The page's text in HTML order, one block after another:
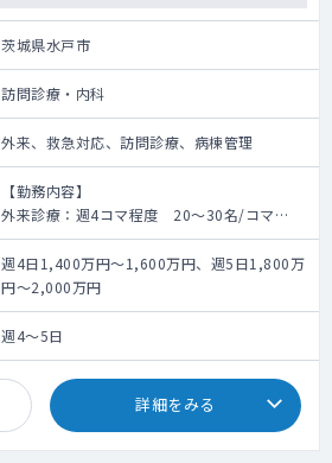
茨城県水戸市
訪問診療・内科
外来、救急対応、訪問診療、病棟管理
【勤務内容】
外来診療：週4コマ程度 20～30名/コマ
病棟管理：10～20床/名
救急対応：勤務中の医師で協力し対応してい
ます。
当直：基本非常勤医師で対応しております
が、希望者のみ対応をお願いします。
電子カルテ
【訪問診療】
現在はサ高住、グループホームの計24名のみ
ですが、地域での在宅医療の需要が高いた
週4日1,400万円～1,600万円、週5日1,800万
円～2,000万円
週4～5日
詳細をみる